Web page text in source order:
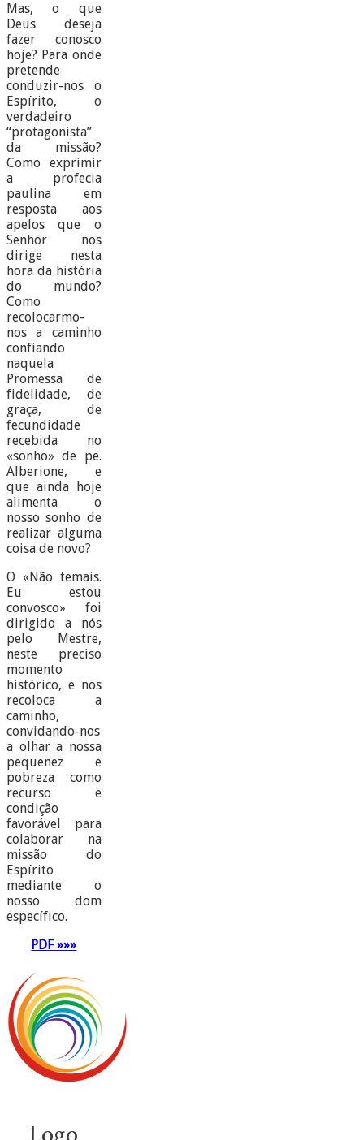
Mas, o que
Deus deseja
fazer conosco
hoje? Para onde
pretende
conduzir-nos o
Espírito, o
verdadeiro
“protagonista”
da missão?
Como exprimir
a profecia
paulina em
resposta aos
apelos que o
Senhor nos
dirige nesta
hora da história
do mundo?
Como
recolocarmo-
nos a caminho
confiando
naquela
Promessa de
fidelidade, de
graça, de
fecundidade
recebida no
«sonho» de pe.
Alberione, e
que ainda hoje
alimenta o
nosso sonho de
realizar alguma
coisa de novo?
O «Não temais.
Eu estou
convosco» foi
dirigido a nós
pelo Mestre,
neste preciso
momento
histórico, e nos
recoloca a
caminho,
convidando-nos
a olhar a nossa
pequenez e
pobreza como
recurso e
condição
favorável para
colaborar na
missão do
Espírito
mediante o
nosso dom
específico.
PDF »»»
Logo